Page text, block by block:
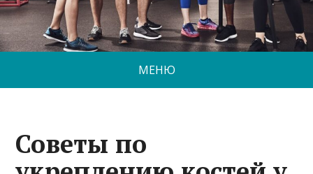
МЕНЮ
Советы по